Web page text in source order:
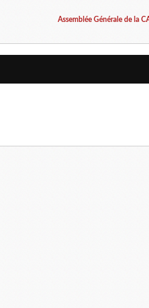
Assemblée Générale de la